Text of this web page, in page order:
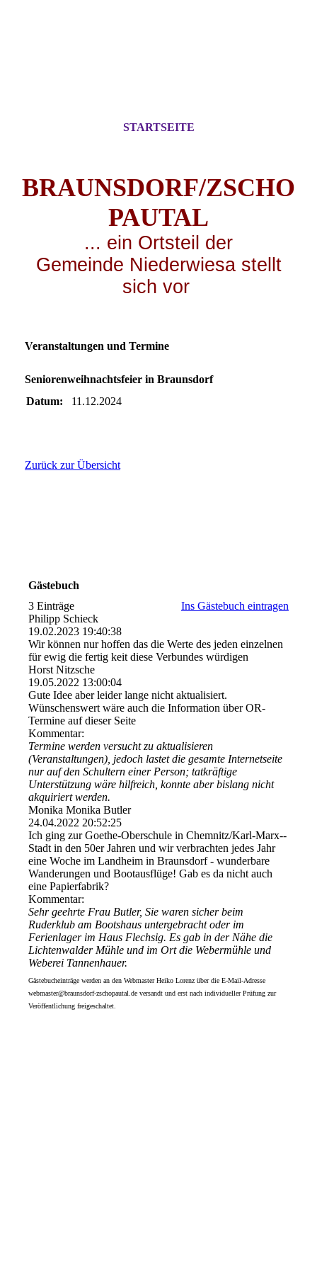
STARTSEITE
BRAUNSDORF/ZSCHO
PAUTAL
... ein Ortsteil der
Gemeinde Niederwiesa stellt
sich vor
Veranstaltungen und Termine
Seniorenweihnachtsfeier in Braunsdorf
Datum:
11.12.2024
Zurück zur Übersicht
Gästebuch
3 Einträge
Ins Gästebuch eintragen
Philipp Schieck
19.02.2023 19:40:38
Wir können nur hoffen das die Werte des jeden einzelnen
für ewig die fertig keit diese Verbundes würdigen
Horst Nitzsche
19.05.2022 13:00:04
Gute Idee aber leider lange nicht aktualisiert.
Wünschenswert wäre auch die Information über OR-
Termine auf dieser Seite
Kommentar:
Termine werden versucht zu aktualisieren
(Veranstaltungen), jedoch lastet die gesamte Internetseite
nur auf den Schultern einer Person; tatkräftige
Unterstützung wäre hilfreich, konnte aber bislang nicht
akquiriert werden.
Monika Monika Butler
24.04.2022 20:52:25
Ich ging zur Goethe-Oberschule in Chemnitz/­Karl-­Marx-­
Stadt in den 50er Jahren und wir verbrachten jedes Jahr
eine Woche im Landheim in Braunsdorf - wunderbare
Wanderungen und Bootausflüge! Gab es da nicht auch
eine Papierfabrik?
Kommentar:
Sehr geehrte Frau Butler, Sie waren sicher beim
Ruderklub am Bootshaus untergebracht oder im
Ferienlager im Haus Flechsig. Es gab in der Nähe die
Lichtenwalder Mühle und im Ort die Webermühle und
Weberei Tannenhauer.
Gästebucheinträge werden an den Webmaster Heiko Lorenz über die E-Mail-Adresse
webmaster@braunsdorf-zschopautal.de versandt und erst nach individueller Prüfung zur
Veröffentlichung freigeschaltet.